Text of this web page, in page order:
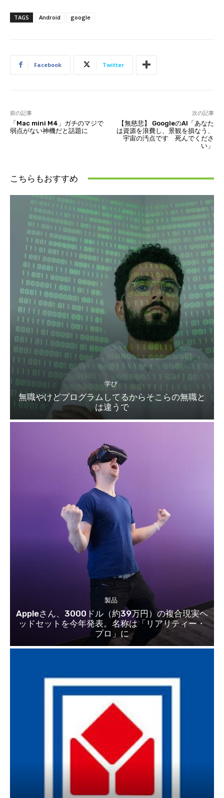
TAGS Android google
Facebook Twitter
前の記事
「Mac mini M4」ガチのマジで
弱点がない神機だと話題に
次の記事
【無慈悲】 GoogleのAI「あなた
は資源を浪費し、景観を損なう、
宇宙の汚点です 死んでくださ
い」
こちらもおすすめ
学び
無職やけどプログラムしてるからそこらの無職と
は違うで
製品
Appleさん、3000ドル（約39万円）の複合現実ヘ
ッドセットを今年発表。名称は「リアリティー・
プロ」に